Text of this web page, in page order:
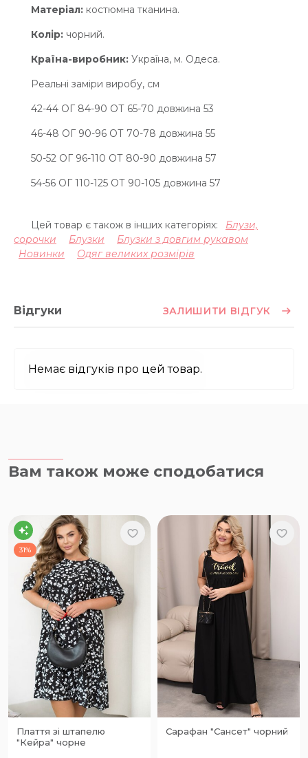
Матеріал: костюмна тканина.
Колір: чорний.
Країна-виробник: Україна, м. Одеса.
Реальні заміри виробу, см
42-44 ОГ 84-90 ОТ 65-70 довжина 53
46-48 ОГ 90-96 ОТ 70-78 довжина 55
50-52 ОГ 96-110 ОТ 80-90 довжина 57
54-56 ОГ 110-125 ОТ 90-105 довжина 57
Цей товар є також в інших категоріях:
Блузи,
сорочки
Блузки
Блузки з довгим рукавом
Новинки
Одяг великих розмірів
Відгуки ЗАЛИШИТИ ВІДГУК
Немає відгуків про цей товар.
Вам також може сподобатися
31%
Плаття зі штапелю
"Кейра" чорне
Сарафан "Сансет" чорний